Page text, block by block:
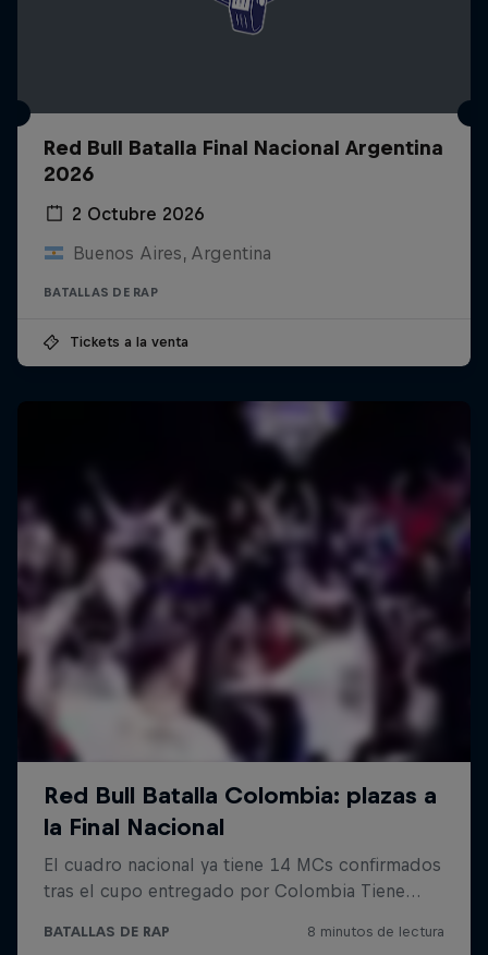
Red Bull Batalla Final Nacional Argentina
2026
2 Octubre 2026
Buenos Aires, Argentina
BATALLAS DE RAP
Tickets a la venta